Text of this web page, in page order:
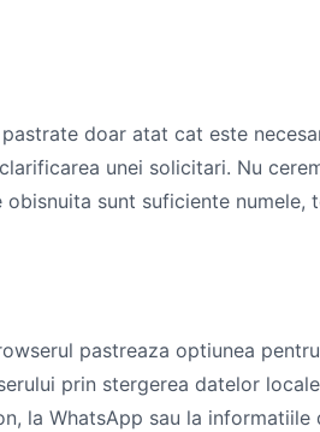
doar atat cat este
unei solicitari. Nu
sunt suficiente numele,
pastreaza optiunea
prin stergerea datelor
la WhatsApp sau la informatiile